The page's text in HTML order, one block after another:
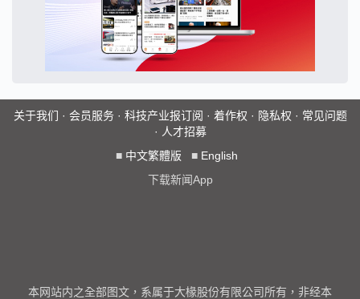
关于我们 · 会员服务· 科技产业报订阅 · 着作权 · 隐私权 · 常见问题
· 人才招募
■ 中文繁體版 ■ English
下载新闻App
本网站内之全部图文，系属于大椽股份有限公司所有，非经本